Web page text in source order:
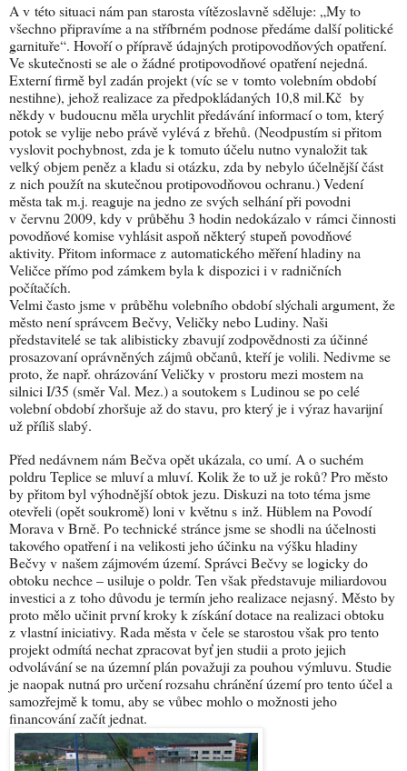
A v této situaci nám pan starosta vítězoslavně sděluje: „My to
všechno připravíme a na stříbrném podnose předáme další politické
garnituře“. Hovoří o přípravě údajných protipovodňových opatření.
Ve skutečnosti se ale o žádné protipovodňové opatření nejedná.
Externí firmě byl zadán projekt (víc se v tomto volebním období
nestihne), jehož realizace za předpokládaných 10,8 mil.Kč by
někdy v budoucnu měla urychlit předávání informací o tom, který
potok se vylije nebo právě vylévá z břehů. (Neodpustím si přitom
vyslovit pochybnost, zda je k tomuto účelu nutno vynaložit tak
velký objem peněz a kladu si otázku, zda by nebylo účelnější část
z nich použít na skutečnou protipovodňovou ochranu.) Vedení
města tak m.j. reaguje na jedno ze svých selhání při povodni
v červnu 2009, kdy v průběhu 3 hodin nedokázalo v rámci činnosti
povodňové komise vyhlásit aspoň některý stupeň povodňové
aktivity. Přitom informace z automatického měření hladiny na
Veličce přímo pod zámkem byla k dispozici i v radničních
počítačích.
Velmi často jsme v průběhu volebního období slýchali argument, že
město není správcem Bečvy, Veličky nebo Ludiny. Naši
představitelé se tak alibisticky zbavují zodpovědnosti za účinné
prosazovaní oprávněných zájmů občanů, kteří je volili. Nedivme se
proto, že např. ohrázování Veličky v prostoru mezi mostem na
silnici I/35 (směr Val. Mez.) a soutokem s Ludinou se po celé
volební období zhoršuje až do stavu, pro který je i výraz havarijní
už příliš slabý.
Před nedávnem nám Bečva opět ukázala, co umí. A o suchém
poldru Teplice se mluví a mluví. Kolik že to už je roků? Pro město
by přitom byl výhodnější obtok jezu. Diskuzi na toto téma jsme
otevřeli (opět soukromě) loni v květnu s inž. Hüblem na Povodí
Morava v Brně. Po technické stránce jsme se shodli na účelnosti
takového opatření i na velikosti jeho účinku na výšku hladiny
Bečvy v našem zájmovém území. Správci Bečvy se logicky do
obtoku nechce – usiluje o poldr. Ten však představuje miliardovou
investici a z toho důvodu je termín jeho realizace nejasný. Město by
proto mělo učinit první kroky k získání dotace na realizaci obtoku
z vlastní iniciativy. Rada města v čele se starostou však pro tento
projekt odmítá nechat zpracovat byť jen studii a proto jejich
odvolávání se na územní plán považuji za pouhou výmluvu. Studie
je naopak nutná pro určení rozsahu chránění území pro tento účel a
samozřejmě k tomu, aby se vůbec mohlo o možnosti jeho
financování začít jednat.